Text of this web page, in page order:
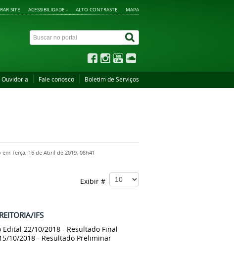
SITE ACESSIBILIDADE - ALTO CONTRASTE MAPA
Ouvidoria Fale conosco Boletim de Serviços
Terça, 16 de Abril de 2019, 08h41
Exibir #
IFS
22/10/2018 - Resultado Final
10/2018 - Resultado Preliminar